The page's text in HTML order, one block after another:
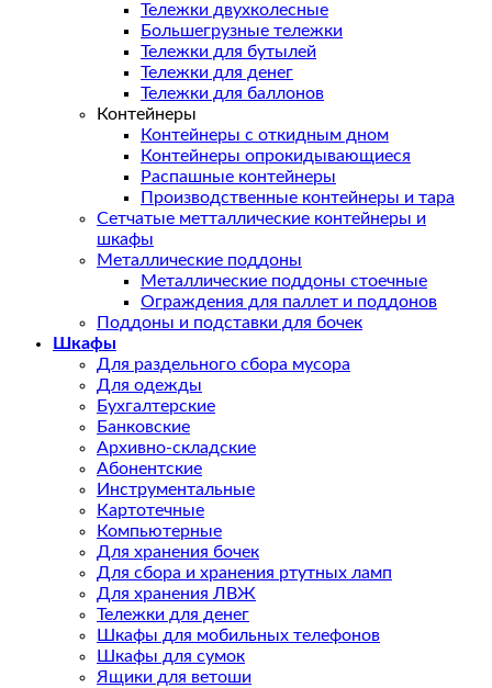
Тележки двухколесные
Большегрузные тележки
Тележки для бутылей
Тележки для денег
Тележки для баллонов
Контейнеры
Контейнеры с откидным дном
Контейнеры опрокидывающиеся
Распашные контейнеры
Производственные контейнеры и тара
Сетчатые метталлические контейнеры и
шкафы
Металлические поддоны
Металлические поддоны стоечные
Ограждения для паллет и поддонов
Поддоны и подставки для бочек
Шкафы
Для раздельного сбора мусора
Для одежды
Бухгалтерские
Банковские
Архивно-складские
Абонентские
Инструментальные
Картотечные
Компьютерные
Для хранения бочек
Для сбора и хранения ртутных ламп
Для хранения ЛВЖ
Тележки для денег
Шкафы для мобильных телефонов
Шкафы для сумок
Ящики для ветоши